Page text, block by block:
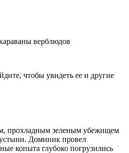
верблюдов
чтобы увидеть ее и другие
прохладным зеленым убежищем
Доминик провел
копыта глубоко погрузились